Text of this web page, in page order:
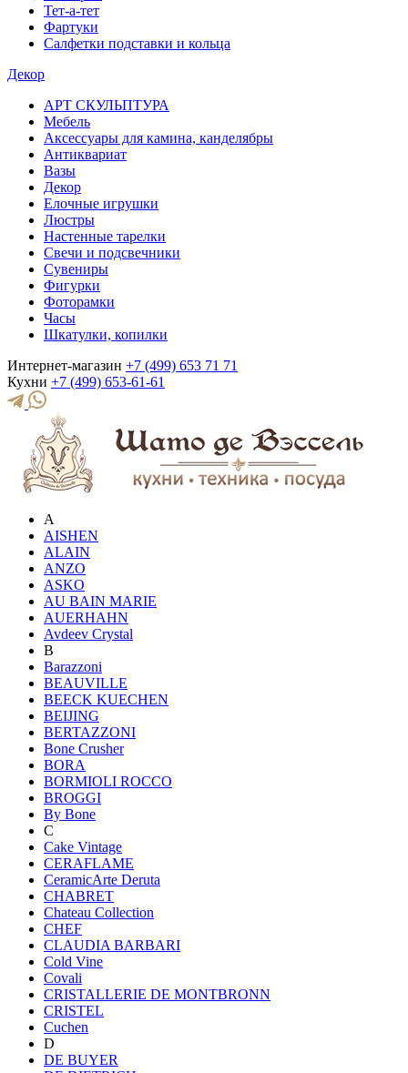
Тет-а-тет
Фартуки
Салфетки подставки и кольца
Декор
АРТ СКУЛЬПТУРА
Мебель
Аксессуары для камина, канделябры
Антиквариат
Вазы
Декор
Елочные игрушки
Люстры
Настенные тарелки
Свечи и подсвечники
Сувениры
Фигурки
Фоторамки
Часы
Шкатулки, копилки
Интернет-магазин +7 (499) 653 71 71
Кухни +7 (499) 653-61-61
A
AISHEN
ALAIN
ANZO
ASKO
AU BAIN MARIE
AUERHAHN
Avdeev Crystal
B
Barazzoni
BEAUVILLE
BEECK KUECHEN
BEIJING
BERTAZZONI
Bone Crusher
BORA
BORMIOLI ROCCO
BROGGI
By Bone
C
Cake Vintage
CERAFLAME
CeramicArte Deruta
CHABRET
Chateau Collection
CHEF
CLAUDIA BARBARI
Cold Vine
Covali
CRISTALLERIE DE MONTBRONN
CRISTEL
Cuchen
D
DE BUYER